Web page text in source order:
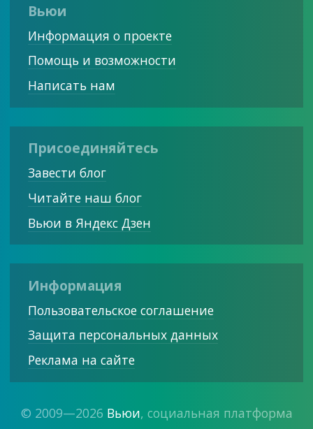
Вьюи
Информация о проекте
Помощь и возможности
Написать нам
Присоединяйтесь
Завести блог
Читайте наш блог
Вьюи в Яндекс Дзен
Информация
Пользовательское соглашение
Защита персональных данных
Реклама на сайте
© 2009—2026 Вьюи, социальная платформа